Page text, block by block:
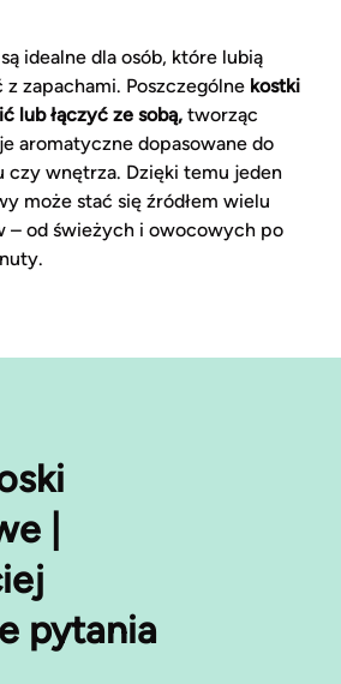
idealne dla osób, które lubią
zapachami. Poszczególne kostki
lub łączyć ze sobą, tworząc
aromatyczne dopasowane do
czy wnętrza. Dzięki temu jeden
może stać się źródłem wielu
– od świeżych i owocowych po
|
pytania